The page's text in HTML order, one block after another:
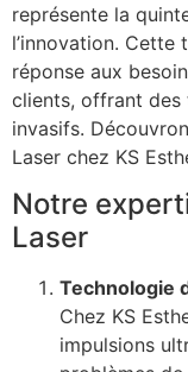
représente la
l’innovation. Cette
réponse aux
clients, offrant des
invasifs.
Laser chez KS
Notre
Laser
Technologie
Chez KS
impulsions